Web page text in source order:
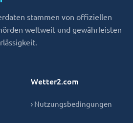
stammen von offiziellen
weltweit und gewährleisten
Wetter2.com
› Nutzungsbedingungen